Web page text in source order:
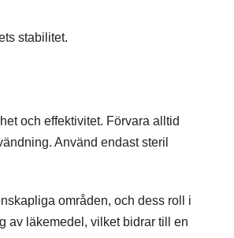
stabilitet.
och effektivitet. Förvara alltid
Använd endast steril
områden, och dess roll i
av läkemedel, vilket bidrar till en